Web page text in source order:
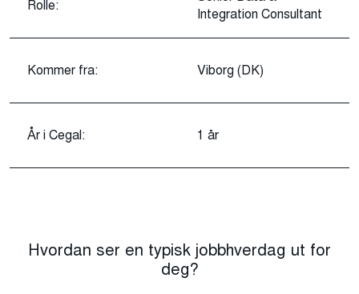
Rolle:
Kommer fra:
År i Cegal:
Integration Consultant
Viborg (DK)
1 år
Hvordan ser en typisk jobbhverdag ut for
deg?